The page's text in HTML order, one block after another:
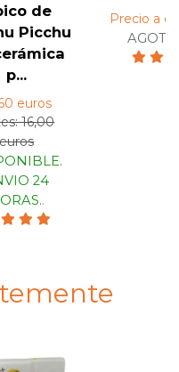
de
Picchu
p...
euros
16,00
euros
24
.
Precio a